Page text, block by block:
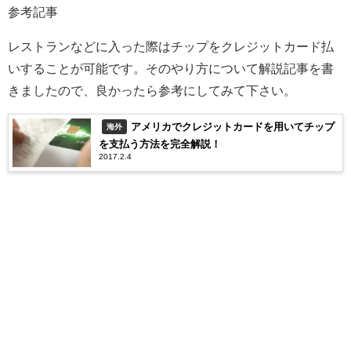
参考記事
レストランなどに入った際はチップをクレジットカード払
いすることが可能です。そのやり方について解説記事を書
きましたので、良かったら参考にしてみて下さい。
海外
アメリカでクレジットカードを用いてチップ
を支払う方法を完全解説！
2017.2.4